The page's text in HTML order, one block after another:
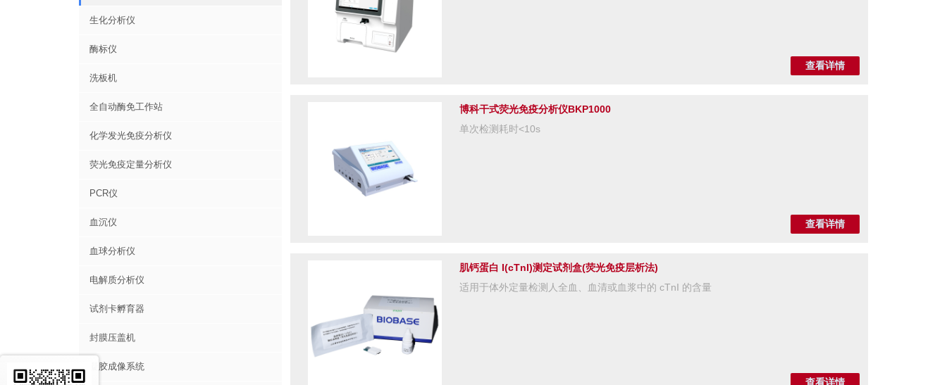
生化分析仪
酶标仪
洗板机
全自动酶免工作站
化学发光免疫分析仪
荧光免疫定量分析仪
PCR仪
血沉仪
血球分析仪
电解质分析仪
试剂卡孵育器
封膜压盖机
凝胶成像系统
查看详情
博科干式荧光免疫分析仪BKP1000
单次检测耗时<10s
查看详情
肌钙蛋白 I(cTnI)测定试剂盒(荧光免疫层析法)
适用于体外定量检测人全血、血清或血浆中的 cTnI 的含量
查看详情